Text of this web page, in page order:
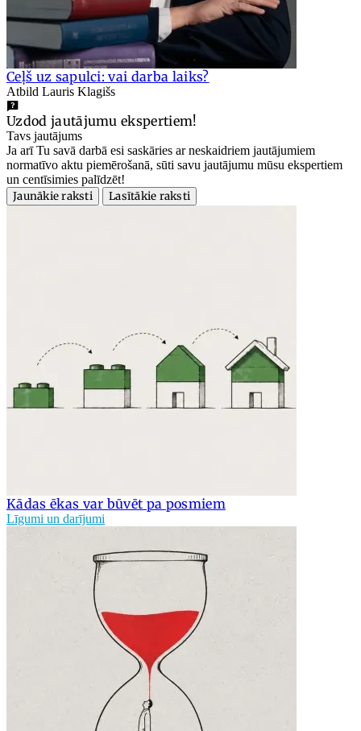
Ceļš uz sapulci: vai darba laiks?
Atbild Lauris Klagišs
Uzdod jautājumu ekspertiem!
Tavs jautājums
Ja arī Tu savā darbā esi saskāries ar neskaidriem jautājumiem
normatīvo aktu piemērošanā, sūti savu jautājumu mūsu ekspertiem
un centīsimies palīdzēt!
Jaunākie raksti
Lasītākie raksti
Kādas ēkas var būvēt pa posmiem
Līgumi un darījumi